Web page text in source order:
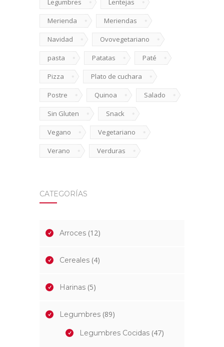
Legumbres Lentejas
Merienda Meriendas
Navidad Ovovegetariano
pasta Patatas Paté
Pizza Plato de cuchara
Postre Quinoa Salado
Sin Gluten Snack
Vegano Vegetariano
Verano Verduras
CATEGORÍAS
Arroces (12)
Cereales (4)
Harinas (5)
Legumbres (89)
Legumbres Cocidas (47)